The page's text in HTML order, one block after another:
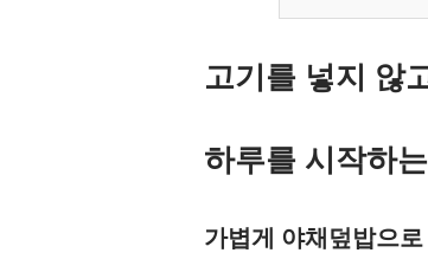
고기를 넣지 않
하루를 시작하
가볍게 야채덮밥으